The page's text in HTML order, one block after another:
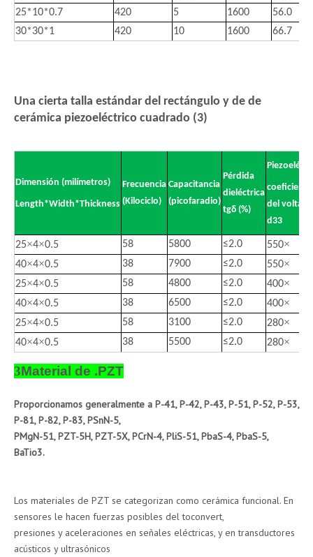
25*10*0.7
420 5 1600
56.0
30*30*1
420 10 1600 66.7
Una cierta talla estándar del rectángulo y de de
cerámica piezoeléctrico cuadrado (3)
Dimensión (milímetros)
Length*Width*Thickness
Frecuencia
(Kilociclo)
Capacitancia
(picofaradio)
Pérdida
dieléctrica
tgδ (%)
coeficiente
del voltaje
d33
25×4×0.5 58 5800 ≤2.0 550×
40×4×0.5 38 7900 ≤2.0 550×
25×4×0.5 58 4800 ≤2.0 400×
40×4×0.5 38 6500 ≤2.0 400×
25×4×0.5 58 3100 ≤2.0 280×
40×4×0.5 38 5500 ≤2.0 280×
3Material de .PZT
Proporcionamos generalmente a P-41, P-42, P-43, P-51, P-52, P-53,
P-81, P-82, P-83, PSnN-5,
PMgN-51, PZT-5H, PZT-5X, PCrN-4, PliS-51, PbaS-4, PbaS-5,
BaTio3.
Los materiales de PZT se categorizan como cerámica funcional. En
sensores le hacen fuerzas posibles del toconvert,
presiones y aceleraciones en señales eléctricas, y en transductores
acústicos y ultrasónicos